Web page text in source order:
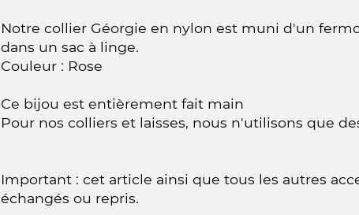
Notre collier Géorgie en nylon est muni d'un
dans un sac à linge.
Couleur : Rose
Ce bijou est entièrement fait main
Pour nos colliers et laisses, nous n'utilisons que
Important : cet article ainsi que tous les autres
échangés ou repris.